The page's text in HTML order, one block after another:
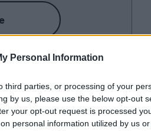
Personal Information
third parties, or processing of your
by us, please use the below opt-out
your opt-out request is processed
personal information utilized by us
μεταγραφή
να
περίπου 4